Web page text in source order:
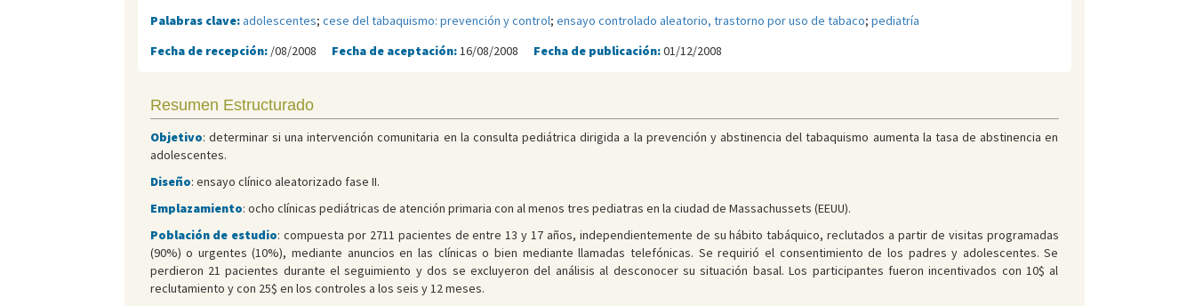
Palabras clave:adolescentes; cese del tabaquismo: prevención y control; ensayo controlado aleatorio, trastorno por uso de tabaco; pediatría
Fecha de recepción: /08/2008 Fecha de aceptación:16/08/2008 Fecha de publicación:01/12/2008
Resumen Estructurado
Objetivo: determinar si una intervención comunitaria en la consulta pediátrica dirigida a la prevención y abstinencia del tabaquismo aumenta la tasa de abstinencia en
adolescentes.
Diseño: ensayo clínico aleatorizado fase II.
Emplazamiento: ocho clínicas pediátricas de atención primaria con al menos tres pediatras en la ciudad de Massachussets (EEUU).
Población de estudio: compuesta por 2711 pacientes de entre 13 y 17 años, independientemente de su hábito tabáquico, reclutados a partir de visitas programadas
(90%) o urgentes (10%), mediante anuncios en las clínicas o bien mediante llamadas telefónicas. Se requirió el consentimiento de los padres y adolescentes. Se
perdieron 21 pacientes durante el seguimiento y dos se excluyeron del análisis al desconocer su situación basal. Los participantes fueron incentivados con 10$ al
reclutamiento y con 25$ en los controles a los seis y 12 meses.